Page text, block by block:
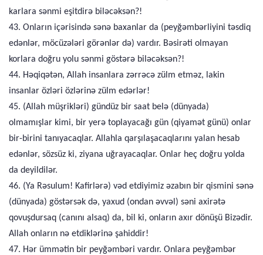
karlara sənmi eşitdirə biləcəksən?!
43. Onların içərisində sənə baxanlar da (peyğəmbərliyini təsdiq
edənlər, möcüzələri görənlər də) vardır. Bəsirəti olmayan
korlara doğru yolu sənmi göstərə biləcəksən?!
44. Həqiqətən, Allah insanlara zərrəcə zülm etməz, lakin
insanlar özləri özlərinə zülm edərlər!
45. (Allah müşrikləri) gündüz bir saat belə (dünyada)
olmamışlar kimi, bir yerə toplayacağı gün (qiyamət günü) onlar
bir-birini tanıyacaqlar. Allahla qarşılaşacaqlarını yalan hesab
edənlər, sözsüz ki, ziyana uğrayacaqlar. Onlar heç doğru yolda
da deyildilər.
46. (Ya Rəsulum! Kafirlərə) vəd etdiyimiz əzabın bir qismini sənə
(dünyada) göstərsək də, yaxud (ondan əvvəl) səni axirətə
qovuşdursaq (canını alsaq) da, bil ki, onların axır dönüşü Bizədir.
Allah onların nə etdiklərinə şahiddir!
47. Hər ümmətin bir peyğəmbəri vardır. Onlara peyğəmbər